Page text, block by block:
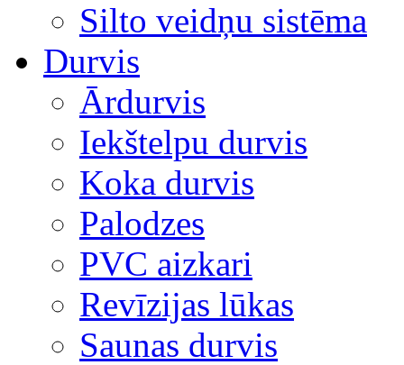
Silto veidņu sistēma
Durvis
Ārdurvis
Iekštelpu durvis
Koka durvis
Palodzes
PVC aizkari
Revīzijas lūkas
Saunas durvis